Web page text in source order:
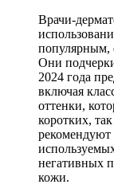
Врачи-
популярным,
Они
2024 года
включая
оттенки,
коротких,
рекомендуют
негативных
кожи.